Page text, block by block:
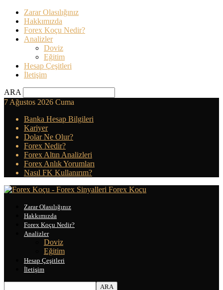
Zarar Olasılığınız
Hakkımızda
Forex Koçu Nedir?
Analizler
Doviz
Eğitim
Hesap Çeşitleri
İletişim
ARA
7 Ağustos 2026 Cuma
Banka Hesap Bilgileri
Kariyer
Dolar Ne Olur?
Forex Nedir?
Forex Altın Analizleri
Forex Anlık Yorumları
Nasıl FK Kullanırım?
Forex Koçu
Zarar Olasılığınız
Hakkımızda
Forex Koçu Nedir?
Analizler
Doviz
Eğitim
Hesap Çeşitleri
İletişim